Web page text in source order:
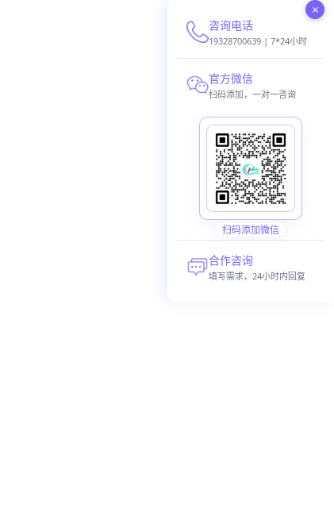
×
咨询电话
19328700639 | 7*24小时
官方微信
扫码添加，一对一咨询
扫码添加微信
合作咨询
填写需求，24小时内回复